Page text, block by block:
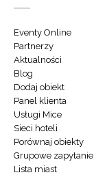
Eventy Online
Partnerzy
Aktualności
Blog
Dodaj obiekt
Panel klienta
Usługi Mice
Sieci hoteli
Porównaj obiekty
Grupowe zapytanie
Lista miast